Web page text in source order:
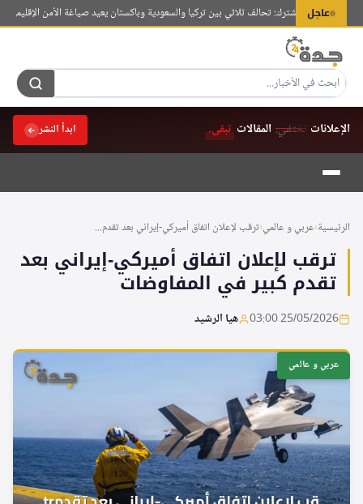
عاجل
للدفاع المشترك: تحالف ثلاثي بين تركيا والسعودية وباكستان يعيد صياغة الأمن الإقليميمصور
الإعلانات تختفي.المقالات تبقى. ابدأ النشر
التجاوز
المحتوى
الرئيسية›عربي و عالمي›ترقب لإعلان اتفاق أميركي-إيراني بعد تقدم...
ترقب لإعلان اتفاق أميركي-إيراني بعد
تقدم كبير في المفاوضات
25/05/2026 03:00 هيا الرشيد
عربي و عالمي